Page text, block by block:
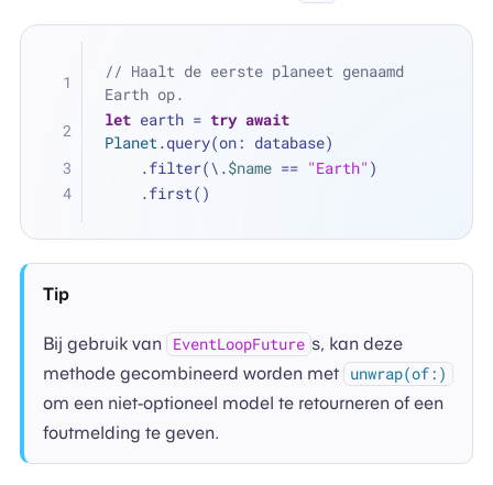
// Haalt de eerste planeet genaamd
Earth op.
let earth = try await
Planet.query(on: database)
    .filter(\.
$name == "Earth" )
    .first()
Tip
Bij gebruik van EventLoopFuture s, kan deze
methode gecombineerd worden met unwrap(of:)
om een niet-optioneel model te retourneren of een
foutmelding te geven.